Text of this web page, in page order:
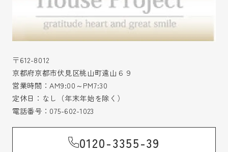
〒612-8012
京都府京都市伏見区桃山町遠山６９
営業時間：AM9:00～PM7:30
定休日：なし（年末年始を除く）
電話番号： 075-602-1023
0120-3355-39